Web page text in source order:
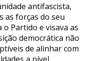
antifascista,
as forças do seu
Partido e visava as
democrática não
de alinhar com